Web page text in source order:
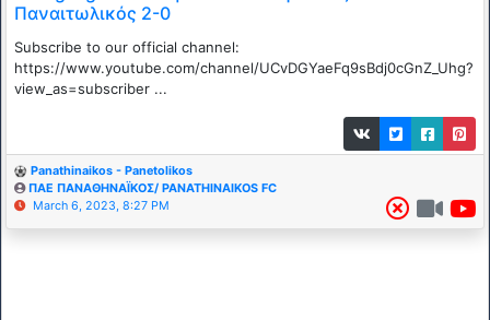
Παναιτωλικός 2-0
Subscribe to our official channel:
https://www.youtube.com/channel/UCvDGYaeFq9sBdj0cGnZ_Uhg?
view_as=subscriber ...
Panathinaikos - Panetolikos
ΠΑΕ ΠΑΝΑΘΗΝΑΪΚΟΣ/ PANATHINAIKOS FC
March 6, 2023, 8:27 PM